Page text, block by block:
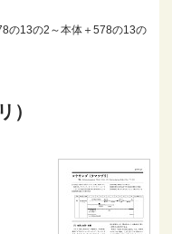
13の2～本体＋578の13の
）